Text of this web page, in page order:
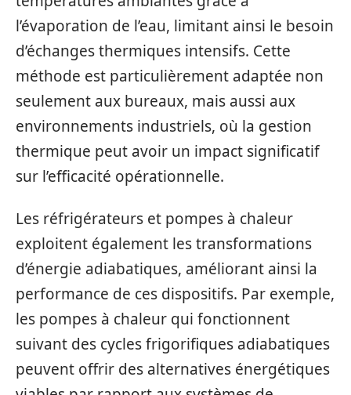
l’évaporation de l’eau, limitant ainsi le besoin
d’échanges thermiques intensifs. Cette
méthode est particulièrement adaptée non
seulement aux bureaux, mais aussi aux
environnements industriels, où la gestion
thermique peut avoir un impact significatif
sur l’efficacité opérationnelle.
Les réfrigérateurs et pompes à chaleur
exploitent également les transformations
d’énergie adiabatiques, améliorant ainsi la
performance de ces dispositifs. Par exemple,
les pompes à chaleur qui fonctionnent
suivant des cycles frigorifiques adiabatiques
peuvent offrir des alternatives énergétiques